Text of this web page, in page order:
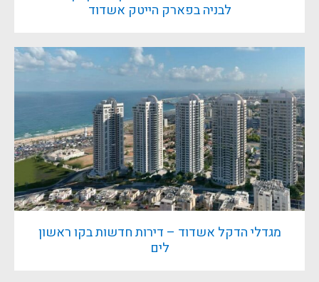
לבניה בפארק הייטק אשדוד
מגדלי הדקל אשדוד – דירות חדשות בקו ראשון
לים